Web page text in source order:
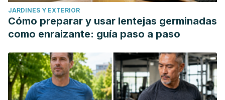
JARDINES Y EXTERIOR
Cómo preparar y usar lentejas germinadas
como enraizante: guía paso a paso